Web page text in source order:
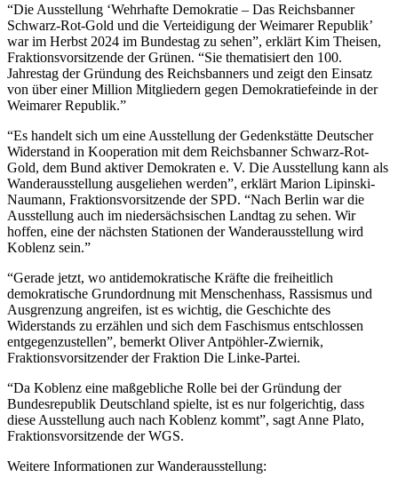
“Die Ausstellung ‘Wehrhafte Demokratie – Das Reichsbanner
Schwarz-Rot-Gold und die Verteidigung der Weimarer Republik’
war im Herbst 2024 im Bundestag zu sehen”, erklärt Kim Theisen,
Fraktionsvorsitzende der Grünen. “Sie thematisiert den 100.
Jahrestag der Gründung des Reichsbanners und zeigt den Einsatz
von über einer Million Mitgliedern gegen Demokratiefeinde in der
Weimarer Republik.”
“Es handelt sich um eine Ausstellung der Gedenkstätte Deutscher
Widerstand in Kooperation mit dem Reichsbanner Schwarz-Rot-
Gold, dem Bund aktiver Demokraten e. V. Die Ausstellung kann als
Wanderausstellung ausgeliehen werden”, erklärt Marion Lipinski-
Naumann, Fraktionsvorsitzende der SPD. “Nach Berlin war die
Ausstellung auch im niedersächsischen Landtag zu sehen. Wir
hoffen, eine der nächsten Stationen der Wanderausstellung wird
Koblenz sein.”
“Gerade jetzt, wo antidemokratische Kräfte die freiheitlich
demokratische Grundordnung mit Menschenhass, Rassismus und
Ausgrenzung angreifen, ist es wichtig, die Geschichte des
Widerstands zu erzählen und sich dem Faschismus entschlossen
entgegenzustellen”, bemerkt Oliver Antpöhler-Zwiernik,
Fraktionsvorsitzender der Fraktion Die Linke-Partei.
“Da Koblenz eine maßgebliche Rolle bei der Gründung der
Bundesrepublik Deutschland spielte, ist es nur folgerichtig, dass
diese Ausstellung auch nach Koblenz kommt”, sagt Anne Plato,
Fraktionsvorsitzende der WGS.
Weitere Informationen zur Wanderausstellung: